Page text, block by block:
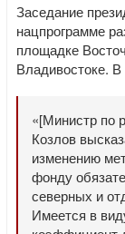
Заседание
нацпрограмме
площадке
Владивостоке.
«[Министр по
Козлов
изменению
фонду
северных и
Имеется в